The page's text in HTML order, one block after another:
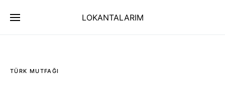
LOKANTALARIM
TÜRK MUTFAĞI